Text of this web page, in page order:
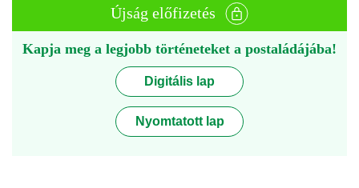
Újság előfizetés
Kapja meg a legjobb történeteket a postaládájába!
Digitális lap
Nyomtatott lap